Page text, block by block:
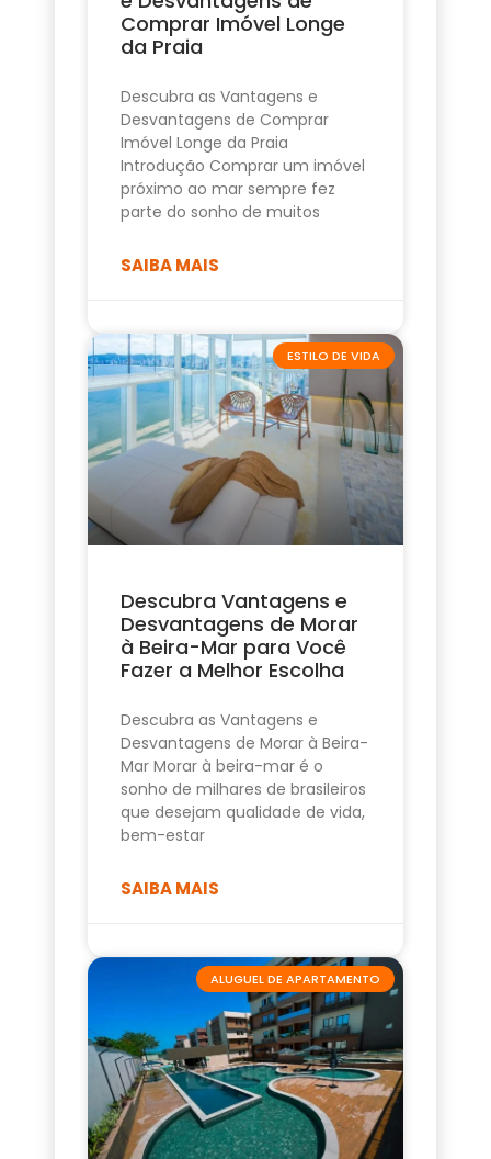
Comprar Imóvel Longe
da Praia
Descubra as Vantagens e
Desvantagens de Comprar
Imóvel Longe da Praia
Introdução Comprar um imóvel
próximo ao mar sempre fez
parte do sonho de muitos
SAIBA MAIS
ESTILO DE VIDA
Descubra Vantagens e
Desvantagens de Morar
à Beira-Mar para Você
Fazer a Melhor Escolha
Descubra as Vantagens e
Desvantagens de Morar à Beira-
Mar Morar à beira-mar é o
sonho de milhares de brasileiros
que desejam qualidade de vida,
bem-estar
SAIBA MAIS
ALUGUEL DE APARTAMENTO